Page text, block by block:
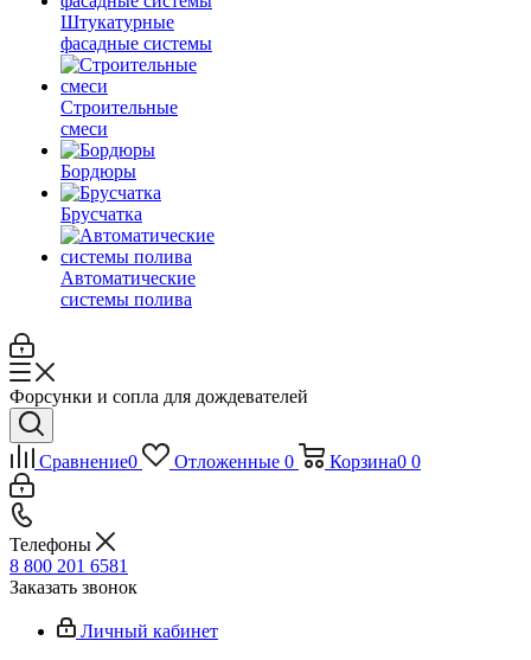
Штукатурные
фасадные системы
Строительные
смеси
Бордюры
Брусчатка
Автоматические
системы полива
Форсунки и сопла для дождевателей
Сравнение0 Отложенные 0 Корзина0 0
Телефоны
8 800 201 6581
Заказать звонок
Личный кабинет